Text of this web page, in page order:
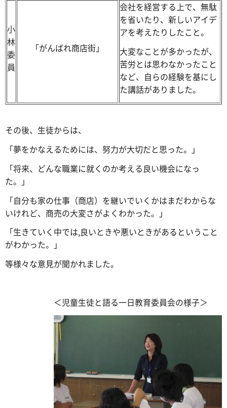
小
林
委
員
「がんばれ商店街」
会社を経営する上で、無駄
を省いたり、新しいアイデ
アを考えたりしたこと。
大変なことが多かったが、
苦労とは思わなかったこと
など、自らの経験を基にし
た講話がありました。
その後、生徒からは、
「夢をかなえるためには、努力が大切だと思った。」
「将来、どんな職業に就くのか考える良い機会になっ
た。」
「自分も家の仕事（商店）を継いでいくかはまだわからな
いけれど、商売の大変さがよくわかった。」
「生きていく中では,良いときや悪いときがあるということ
がわかった。」
等様々な意見が聞かれました。
＜児童生徒と語る一日教育委員会の様子＞